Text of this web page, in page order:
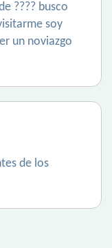
???? busco
soy
un noviazgo
de los